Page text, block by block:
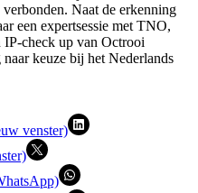
Naat de erkenning
een expertsessie met TNO,
IP-check up van Octrooi
keuze bij het Nederlands
venster)